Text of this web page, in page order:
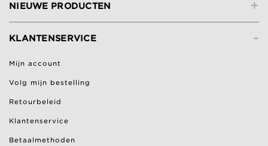
+
NIEUWE PRODUCTEN
-
KLANTENSERVICE
Mijn account
Volg mijn bestelling
Retourbeleid
Klantenservice
Betaalmethoden